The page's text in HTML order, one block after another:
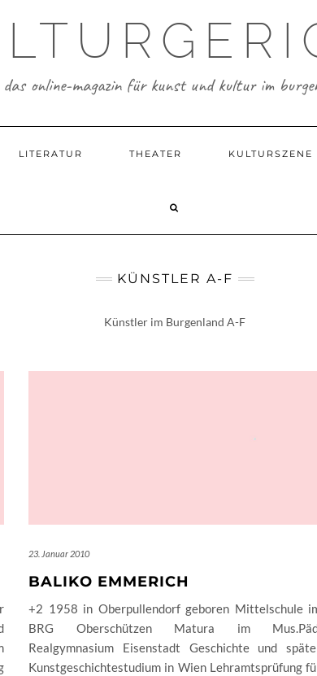
das online-magazin für kunst und kultur im
LITERATUR THEATER KULTURSZENE
KÜNSTLER A-F
Künstler im Burgenland A-F
23. Januar 2010
BALIKO EMMERICH
+2 1958 in Oberpullendorf geboren Mittelschule
BRG Oberschützen Matura im
Realgymnasium Eisenstadt Geschichte und
Kunstgeschichtestudium in Wien Lehramtsprüfung